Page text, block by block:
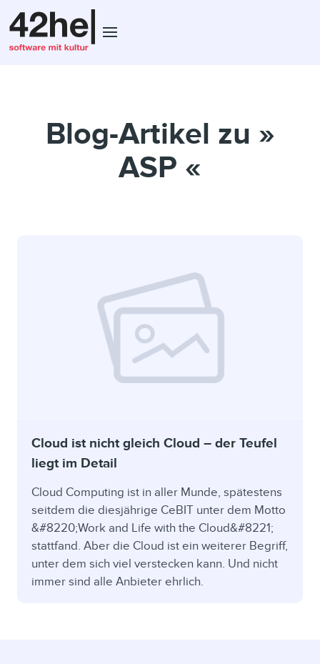
Blog-Artikel zu »
ASP «
Cloud ist nicht gleich Cloud – der Teufel
liegt im Detail
Cloud Computing ist in aller Munde, spätestens
seitdem die diesjährige CeBIT unter dem Motto
&#8220;Work and Life with the Cloud&#8221;
stattfand. Aber die Cloud ist ein weiterer Begriff,
unter dem sich viel verstecken kann. Und nicht
immer sind alle Anbieter ehrlich.